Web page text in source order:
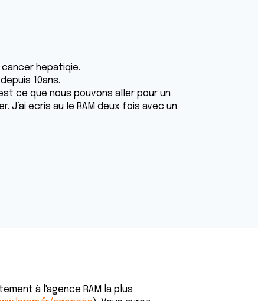
cancer hepatiqie.
10ans.
ce que nous pouvons aller pour un
J’ai ecris au le RAM deux fois avec un
à l'agence RAM la plus